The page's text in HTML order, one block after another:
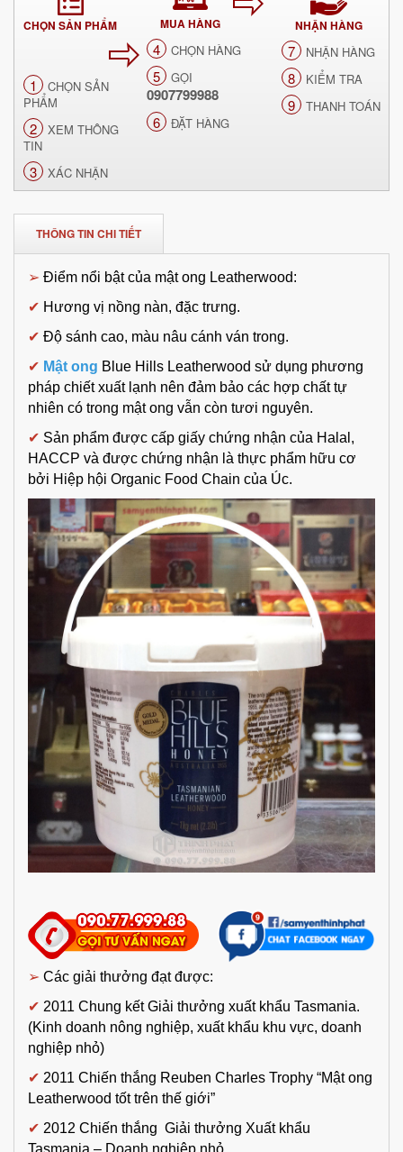
CHỌN SẢN PHẨM
1
CHỌN SẢN
PHẨM
2
XEM THÔNG
TIN
3 XÁC NHẬN
MUA HÀNG
4 CHỌN HÀNG
5 GỌI
0907799988
6 ĐẶT HÀNG
NHẬN HÀNG
7 NHẬN HÀNG
8 KIỂM TRA
9 THANH TOÁN
THÔNG TIN CHI TIẾT
➢ Điểm nổi bật của mật ong Leatherwood:
✔ Hương vị nồng nàn, đặc trưng.
✔ Độ sánh cao, màu nâu cánh ván trong.
✔ Mật ong Blue Hills Leatherwood sử dụng phương
pháp chiết xuất lạnh nên đảm bảo các hợp chất tự
nhiên có trong mật ong vẫn còn tươi nguyên.
✔ Sản phẩm được cấp giấy chứng nhận của Halal,
HACCP và được chứng nhận là thực phẩm hữu cơ
bởi Hiệp hội Organic Food Chain của Úc.
➢ Các giải thưởng đạt được:
✔ 2011 Chung kết Giải thưởng xuất khẩu Tasmania.
(Kinh doanh nông nghiệp, xuất khẩu khu vực, doanh
nghiệp nhỏ)
✔ 2011 Chiến thắng Reuben Charles Trophy “Mật ong
Leatherwood tốt trên thế giới”
✔ 2012 Chiến thắng Giải thưởng Xuất khẩu